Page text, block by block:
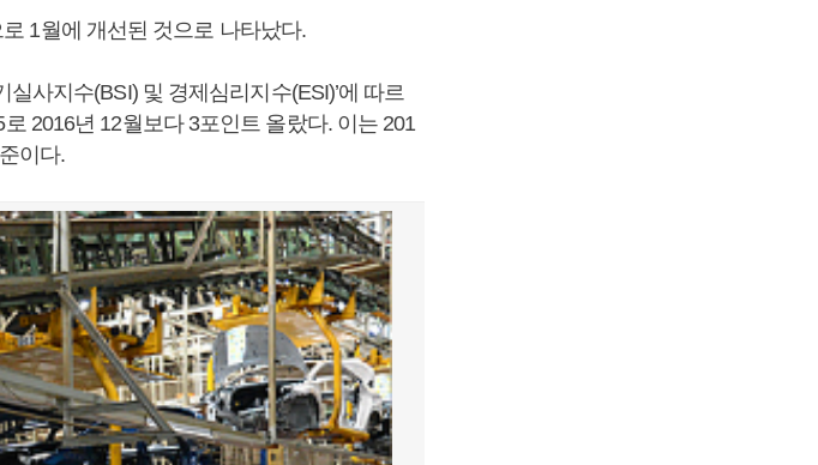
1월에 개선된 것으로 나타났다.
사지수(BSI) 및 경제심리지수(ESI)’에 따르
2016년 12월보다 3포인트 올랐다. 이는 201
이다.